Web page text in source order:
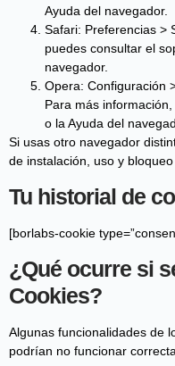
Ayuda del navegador.
Safari: Preferencias >
puedes consultar el
navegador.
Opera: Configuración
Para más
o la Ayuda del
Si usas otro navegador
de instalación, uso y bloqueo
Tu historial de
[borlabs-cookie
¿Qué ocurre si
Cookies?
Algunas funcionalidades de
podrían no funcionar